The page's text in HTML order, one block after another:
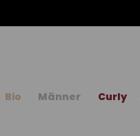
Bio Männer Curly